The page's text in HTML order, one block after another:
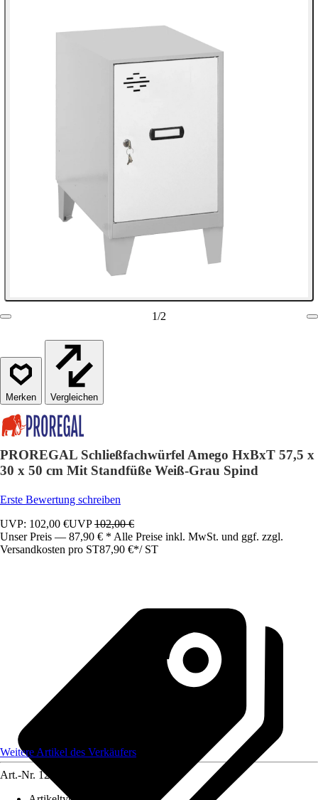
1/2
Vergleichen
PROREGAL Schließfachwürfel Amego HxBxT 57,5 x
30 x 50 cm Mit Standfüße Weiß-Grau Spind
Erste Bewertung schreiben
UVP: 102,00 €UVP102,00 €
Unser Preis — 87,90 € * Alle Preise inkl. MwSt. und ggf. zzgl.
Versandkosten pro ST87,90 €*/ ST
Weitere Artikel des Verkäufers
Art.-Nr. 12583405